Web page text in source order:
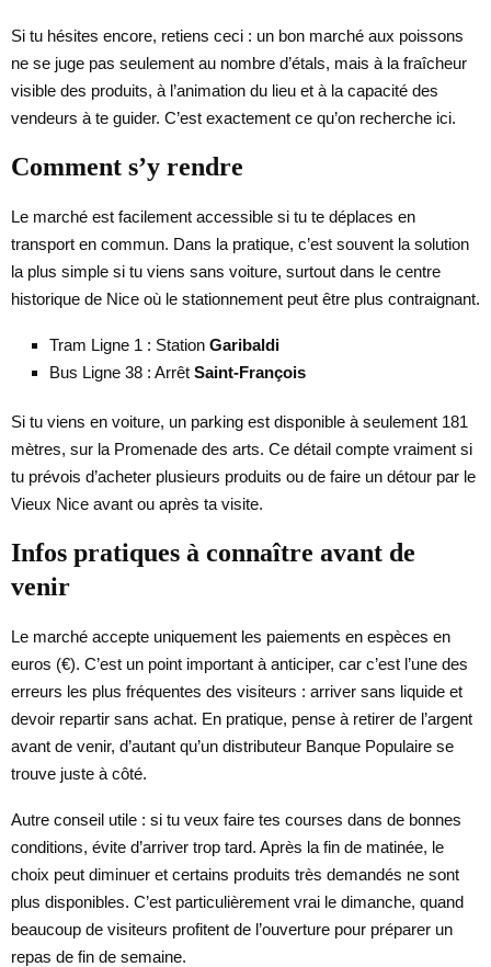
Si tu hésites encore, retiens ceci : un bon marché aux poissons
ne se juge pas seulement au nombre d’étals, mais à la fraîcheur
visible des produits, à l’animation du lieu et à la capacité des
vendeurs à te guider. C’est exactement ce qu’on recherche ici.
Comment s’y rendre
Le marché est facilement accessible si tu te déplaces en
transport en commun. Dans la pratique, c’est souvent la solution
la plus simple si tu viens sans voiture, surtout dans le centre
historique de Nice où le stationnement peut être plus contraignant.
Tram Ligne 1 : Station Garibaldi
Bus Ligne 38 : Arrêt Saint-François
Si tu viens en voiture, un parking est disponible à seulement 181
mètres, sur la Promenade des arts. Ce détail compte vraiment si
tu prévois d’acheter plusieurs produits ou de faire un détour par le
Vieux Nice avant ou après ta visite.
Infos pratiques à connaître avant de
venir
Le marché accepte uniquement les paiements en espèces en
euros (€). C’est un point important à anticiper, car c’est l’une des
erreurs les plus fréquentes des visiteurs : arriver sans liquide et
devoir repartir sans achat. En pratique, pense à retirer de l’argent
avant de venir, d’autant qu’un distributeur Banque Populaire se
trouve juste à côté.
Autre conseil utile : si tu veux faire tes courses dans de bonnes
conditions, évite d’arriver trop tard. Après la fin de matinée, le
choix peut diminuer et certains produits très demandés ne sont
plus disponibles. C’est particulièrement vrai le dimanche, quand
beaucoup de visiteurs profitent de l’ouverture pour préparer un
repas de fin de semaine.